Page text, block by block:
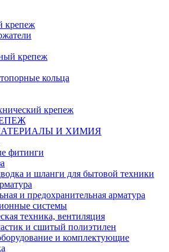
крепеж
крепеж
кольца
крепеж
И ХИМИЯ
фитинги
и шланги для бытовой техники
и предохранительная арматура
системы
техника, вентиляция
и сшитый полиэтилен
и комплектующие